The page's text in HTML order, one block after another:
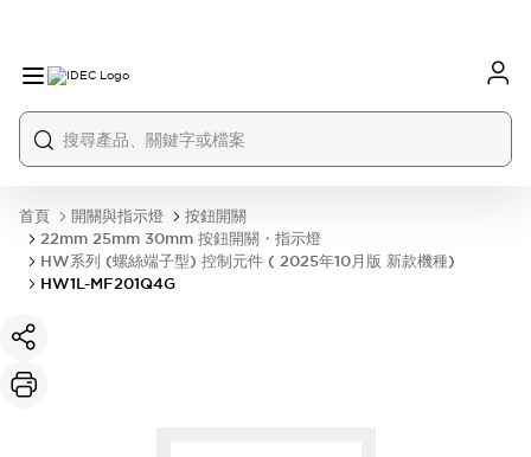
首頁 開關與指示燈
按鈕開關
22mm 25mm 30mm 按鈕開關・指示燈
HW系列 (螺絲端子型) 控制元件 ( 2025年10月版 新款機種)
HW1L-MF201Q4G